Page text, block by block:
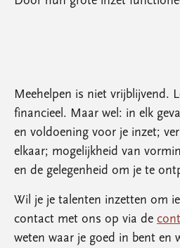
Meehelpen is niet vrijblijvend.
financieel. Maar wel: in elk
en voldoening voor je inzet;
elkaar; mogelijkheid van
en de gelegenheid om je te
Wil je je talenten inzetten om
contact met ons op via de
weten waar je goed in bent en